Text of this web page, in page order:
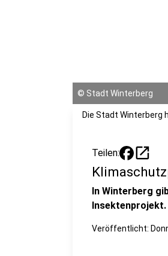
© Stadt Winterberg
Die Stadt Winterberg
Teilen: open_in_new
In Winterberg
Insektenprojekt.
Veröffentlicht: